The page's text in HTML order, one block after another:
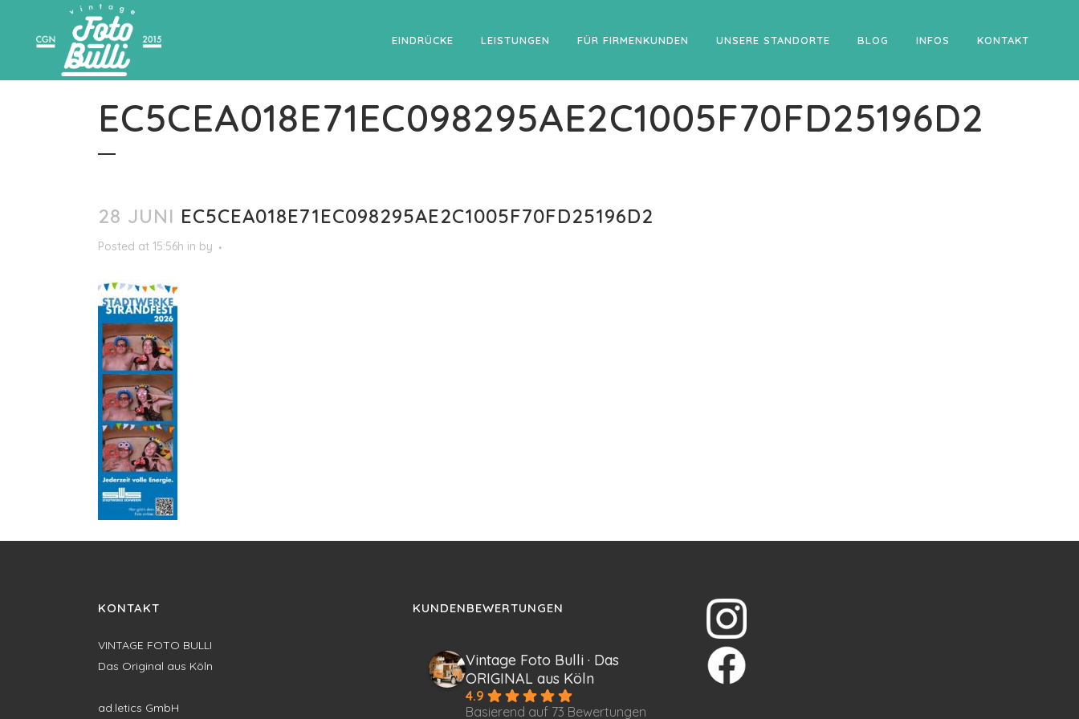
EINDRÜCKE LEISTUNGEN FÜR FIRMENKUNDEN UNSERE STANDORTE BLOG INFOS KONTAKT
EC5CEA018E71EC098295AE2C1005F70FD25196D2
28 JUNI EC5CEA018E71EC098295AE2C1005F70FD25196D2
Posted at 15:56h in by
KONTAKT
VINTAGE FOTO BULLI
Das Original aus Köln
ad.letics GmbH
KUNDENBEWERTUNGEN
Vintage Foto Bulli · Das
ORIGINAL aus Köln
4.9
Basierend auf 73 Bewertungen